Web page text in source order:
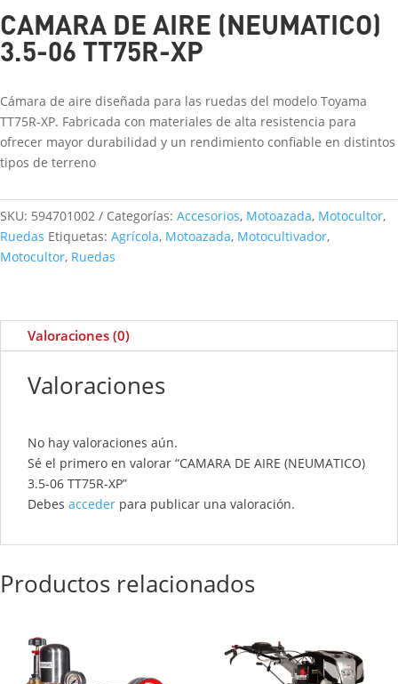
CAMARA DE AIRE (NEUMATICO)
3.5-06 TT75R-XP
Cámara de aire diseñada para las ruedas del modelo Toyama
TT75R-XP. Fabricada con materiales de alta resistencia para
ofrecer mayor durabilidad y un rendimiento confiable en distintos
tipos de terreno
SKU: 594701002 Categorías: Accesorios, Motoazada, Motocultor,
Ruedas Etiquetas: Agrícola, Motoazada, Motocultivador,
Motocultor, Ruedas
Valoraciones (0)
Valoraciones
No hay valoraciones aún.
Sé el primero en valorar “CAMARA DE AIRE (NEUMATICO)
3.5-06 TT75R-XP”
Debes acceder para publicar una valoración.
Productos relacionados